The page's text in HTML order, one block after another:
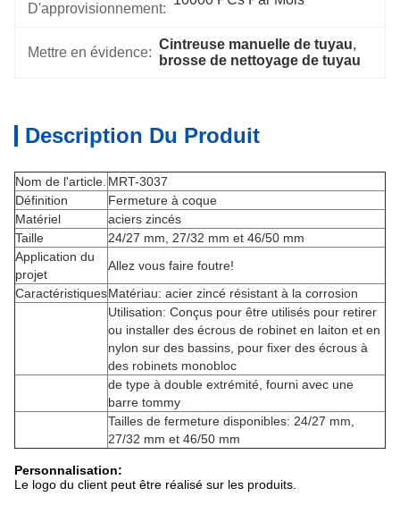
D'approvisionnement:
Mettre en évidence:
Cintreuse manuelle de tuyau,
brosse de nettoyage de tuyau
Description Du Produit
Nom de l'article. MRT-3037
Définition
Fermeture à coque
Matériel
aciers zincés
Taille
24/27 mm, 27/32 mm et 46/50 mm
Application du
projet
Allez vous faire foutre!
CaractéristiquesMatériau: acier zincé résistant à la corrosion
Utilisation: Conçus pour être utilisés pour retirer
ou installer des écrous de robinet en laiton et en
nylon sur des bassins, pour fixer des écrous à
des robinets monobloc
de type à double extrémité, fourni avec une
barre tommy
Tailles de fermeture disponibles: 24/27 mm,
27/32 mm et 46/50 mm
Personnalisation:
Le logo du client peut être réalisé sur les produits.